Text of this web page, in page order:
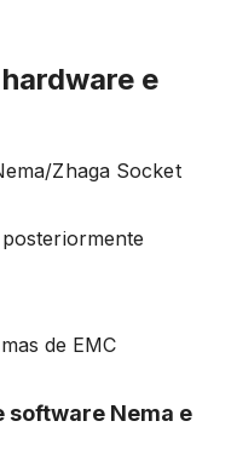
e
Zhaga Socket
de EMC
software Nema e